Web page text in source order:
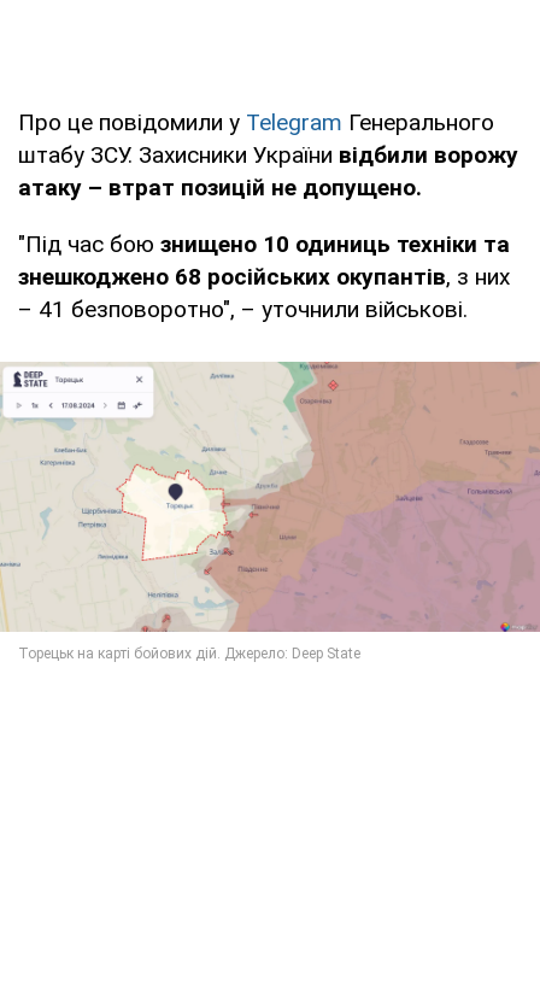
Про це повідомили у Telegram Генерального
штабу ЗСУ. Захисники України відбили ворожу
атаку – втрат позицій не допущено.
"Під час бою знищено 10 одиниць техніки та
знешкоджено 68 російських окупантів, з них
– 41 безповоротно", – уточнили військові.